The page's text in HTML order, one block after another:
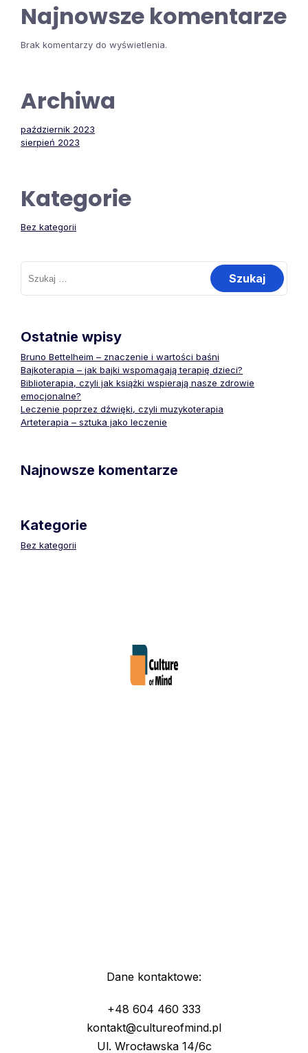
Najnowsze komentarze
Brak komentarzy do wyświetlenia.
Archiwa
październik 2023
sierpień 2023
Kategorie
Bez kategorii
Szukaj:
Ostatnie wpisy
Bruno Bettelheim – znaczenie i wartości baśni
Bajkoterapia – jak bajki wspomagają terapię dzieci?
Biblioterapia, czyli jak książki wspierają nasze zdrowie
emocjonalne?
Leczenie poprzez dźwięki, czyli muzykoterapia
Arteterapia – sztuka jako leczenie
Najnowsze komentarze
Kategorie
Bez kategorii
Dane kontaktowe:
+48 604 460 333
kontakt@cultureofmind.pl
Ul. Wrocławska 14/6c